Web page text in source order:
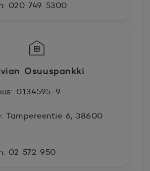
020 749 5300
Osuuspankki
0134595-9
Tampereentie 6, 38600
02 572 950